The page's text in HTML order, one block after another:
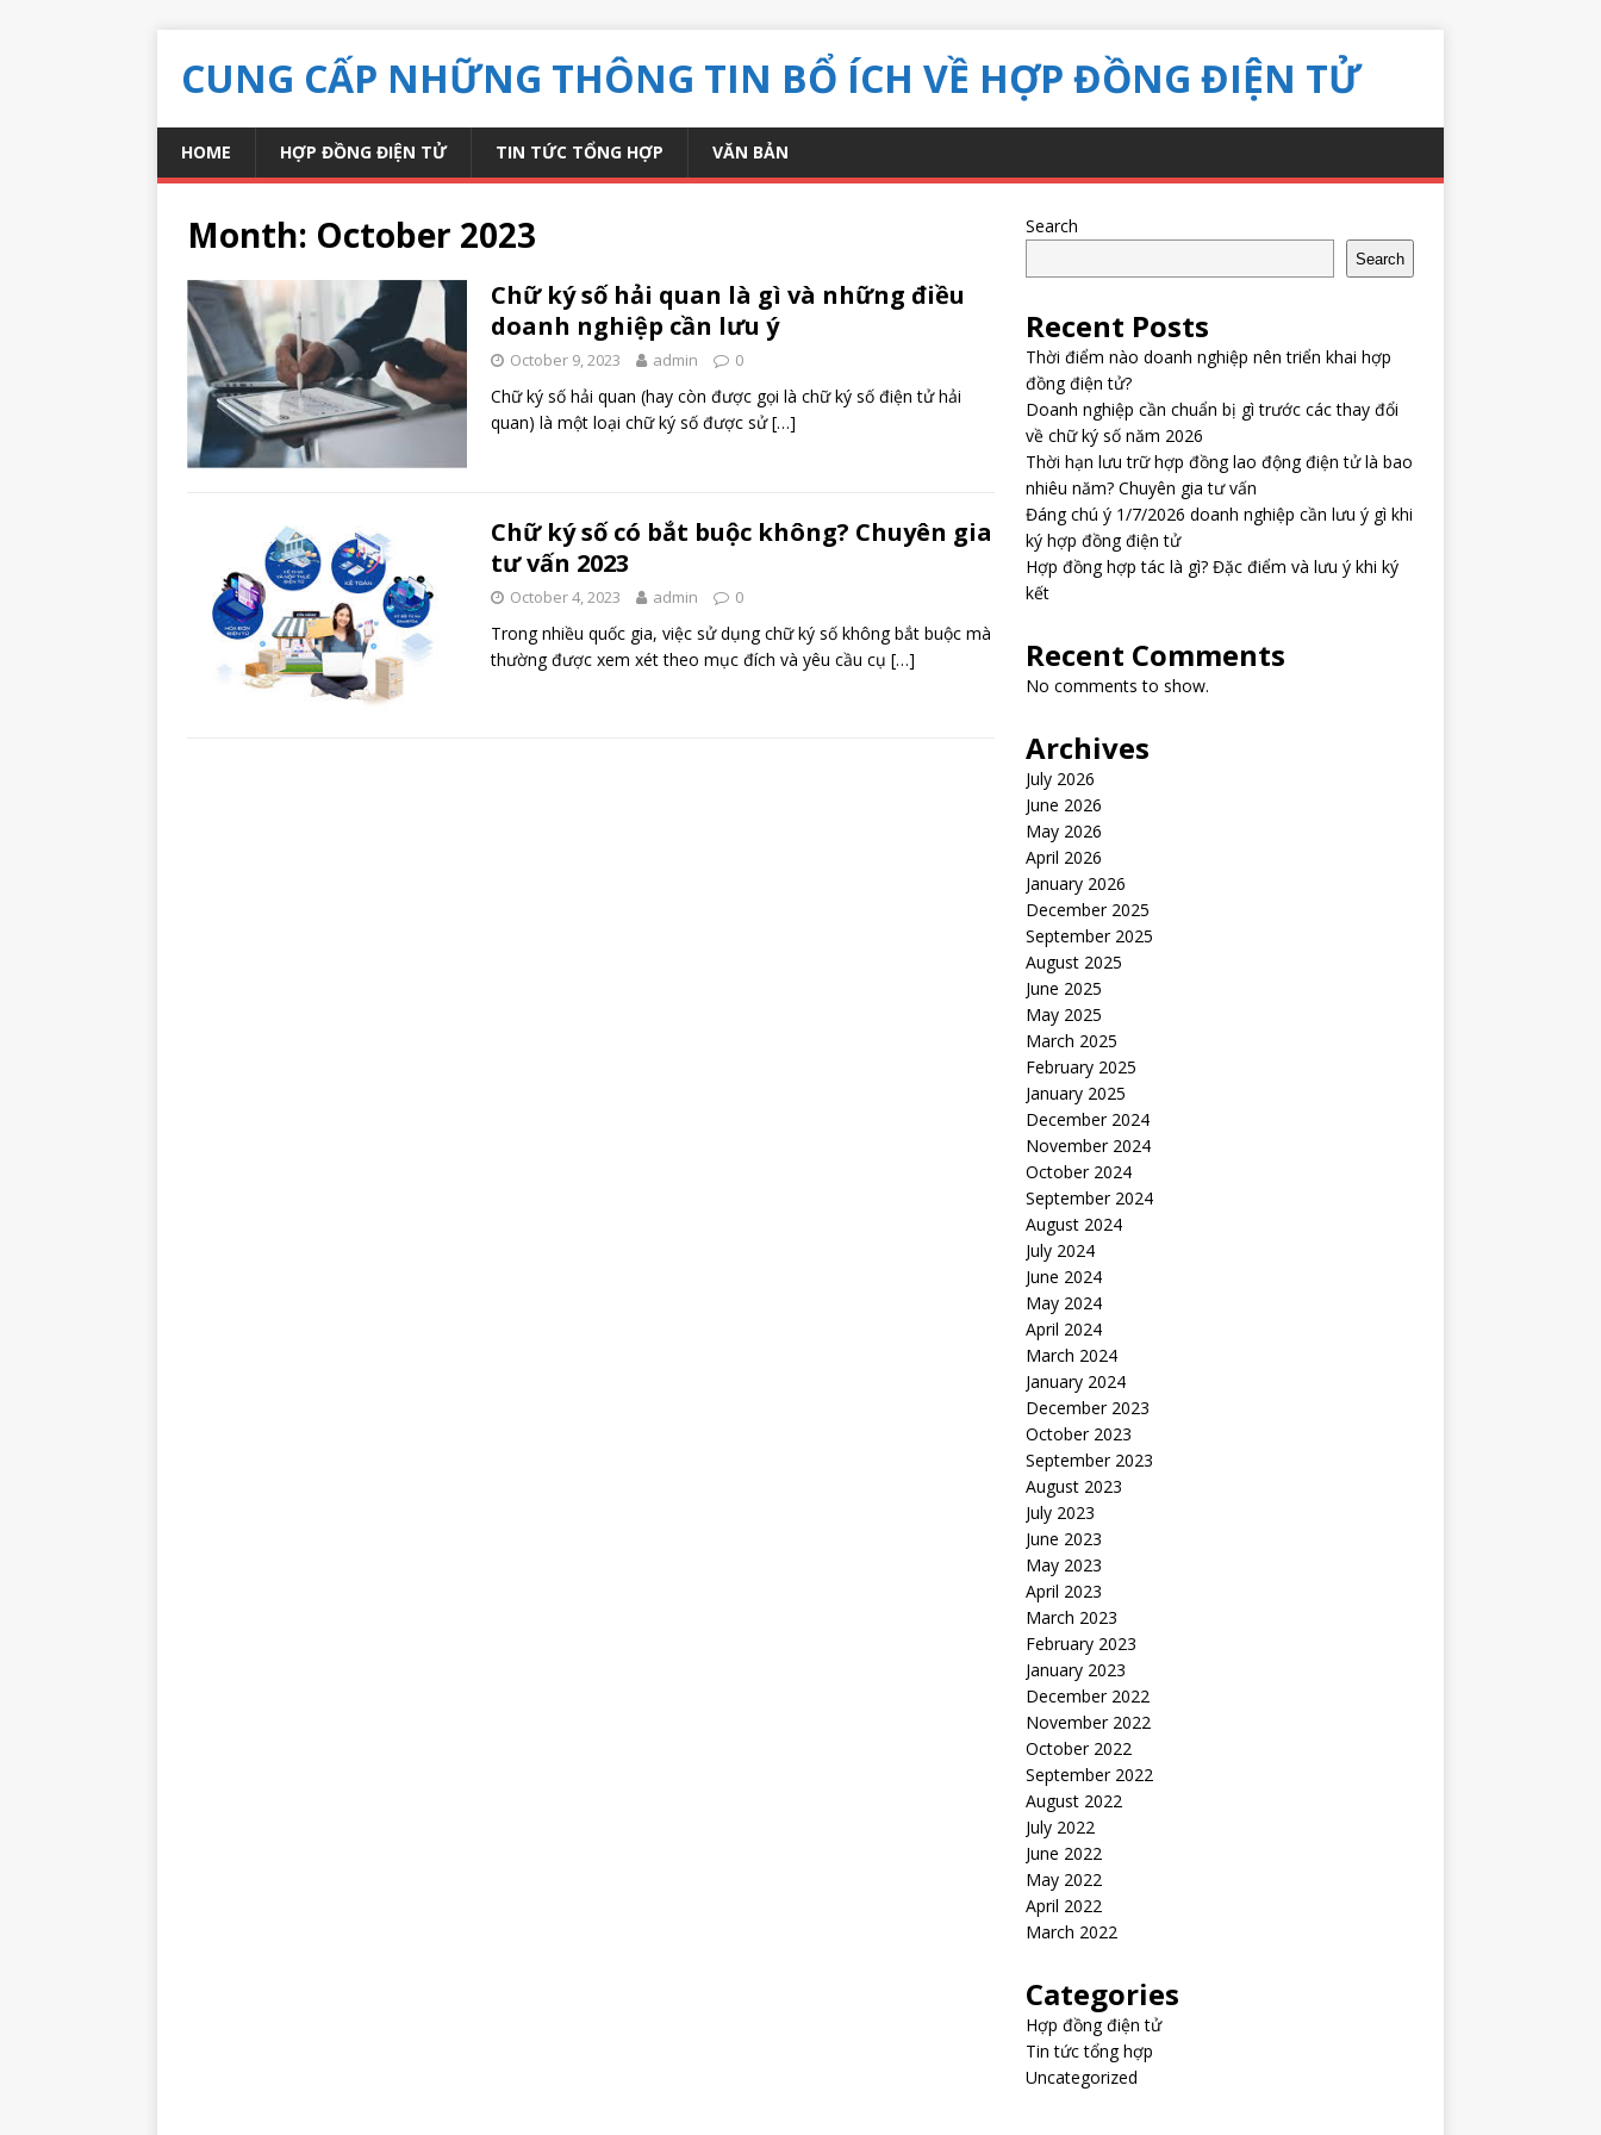
CUNG CẤP NHỮNG THÔNG TIN BỔ ÍCH VỀ HỢP ĐỒNG ĐIỆN TỬ
HOME HỢP ĐỒNG ĐIỆN TỬ TIN TỨC TỔNG HỢP VĂN BẢN
Month: October 2023
Chữ ký số hải quan là gì và những điều
doanh nghiệp cần lưu ý
October 9, 2023 admin 0
Chữ ký số hải quan (hay còn được gọi là chữ ký số điện tử hải
quan) là một loại chữ ký số được sử[…]
Chữ ký số có bắt buộc không? Chuyên gia
tư vấn 2023
October 4, 2023 admin 0
Trong nhiều quốc gia, việc sử dụng chữ ký số không bắt buộc mà
thường được xem xét theo mục đích và yêu cầu cụ […]
Search
Search
Recent Posts
Thời điểm nào doanh nghiệp nên triển khai hợp
đồng điện tử?
Doanh nghiệp cần chuẩn bị gì trước các thay đổi
về chữ ký số năm 2026
Thời hạn lưu trữ hợp đồng lao động điện tử là bao
nhiêu năm? Chuyên gia tư vấn
Đáng chú ý 1/7/2026 doanh nghiệp cần lưu ý gì khi
ký hợp đồng điện tử
Hợp đồng hợp tác là gì? Đặc điểm và lưu ý khi ký
kết
Recent Comments
No comments to show.
Archives
July 2026
June 2026
May 2026
April 2026
January 2026
December 2025
September 2025
August 2025
June 2025
May 2025
March 2025
February 2025
January 2025
December 2024
November 2024
October 2024
September 2024
August 2024
July 2024
June 2024
May 2024
April 2024
March 2024
January 2024
December 2023
October 2023
September 2023
August 2023
July 2023
June 2023
May 2023
April 2023
March 2023
February 2023
January 2023
December 2022
November 2022
October 2022
September 2022
August 2022
July 2022
June 2022
May 2022
April 2022
March 2022
Categories
Hợp đồng điện tử
Tin tức tổng hợp
Uncategorized